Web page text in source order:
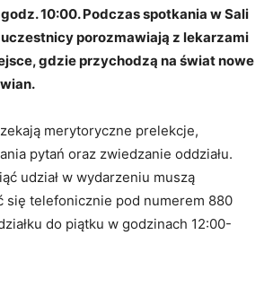
10:00. Podczas spotkania w Sali
uczestnicy porozmawiają z lekarzami
gdzie przychodzą na świat nowe
merytoryczne prelekcje,
pytań oraz zwiedzanie oddziału.
udział w wydarzeniu muszą
się telefonicznie pod numerem 880
do piątku w godzinach 12:00-